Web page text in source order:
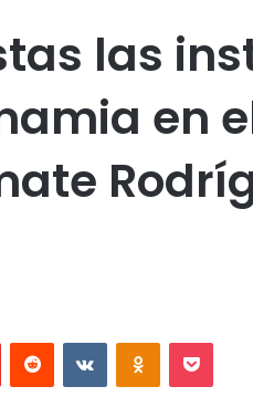
las
en
PinterestReddit VKontakteOdnoklassniki
Pocket